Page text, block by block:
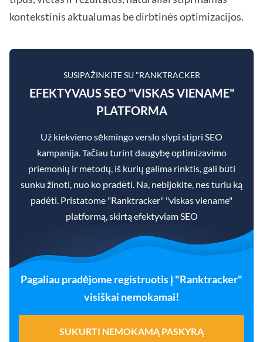
kontekstinis aktualumas be dirbtinės optimizacijos.
SUSIPAŽINKITE SU "RANKTRACKER
EFEKTYVAUS SEO "VISKAS VIENAME"
PLATFORMA
Už kiekvieno sėkmingo verslo slypi stipri SEO
kampanija. Tačiau turint daugybę optimizavimo
priemonių ir metodų, iš kurių galima rinktis, gali būti
sunku žinoti, nuo ko pradėti. Na, nebijokite, nes turiu ką
padėti. Pristatome "Ranktracker" "viskas viename"
platformą, skirtą efektyviam SEO
Pagaliau pradėjome registruotis į "Ranktracker"
visiškai nemokamai!
SUKURTI NEMOKAMĄ PASKYRĄ